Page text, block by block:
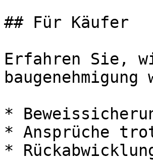
## Für Käufer
Erfahren Sie,
*
* Ansprüche
*